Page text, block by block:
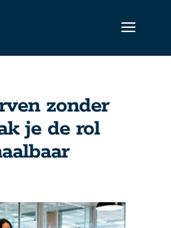
zonder
je de rol